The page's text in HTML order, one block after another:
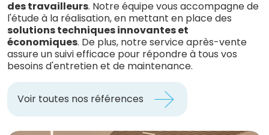
des travailleurs. Notre équipe vous accompagne de
l'étude à la réalisation, en mettant en place des
solutions techniques innovantes et
économiques. De plus, notre service après-vente
assure un suivi efficace pour répondre à tous vos
besoins d'entretien et de maintenance.
Voir toutes nos références